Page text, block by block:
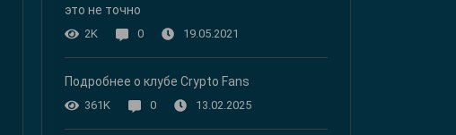
это не точно
2K 0 19.05.2021
Подробнее о клубе Crypto Fans
361K 0 13.02.2025